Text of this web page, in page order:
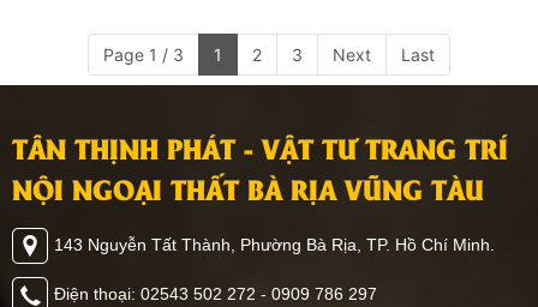
Page 1 / 3 1 2 3 Next Last
TÂN THỊNH PHÁT - VẬT TƯ TRANG TRÍ
NỘI NGOẠI THẤT BÀ RỊA VŨNG TÀU
143 Nguyễn Tất Thành, Phường Bà Rịa, TP. Hồ Chí Minh.
Điện thoại: 02543 502 272 - 0909 786 297